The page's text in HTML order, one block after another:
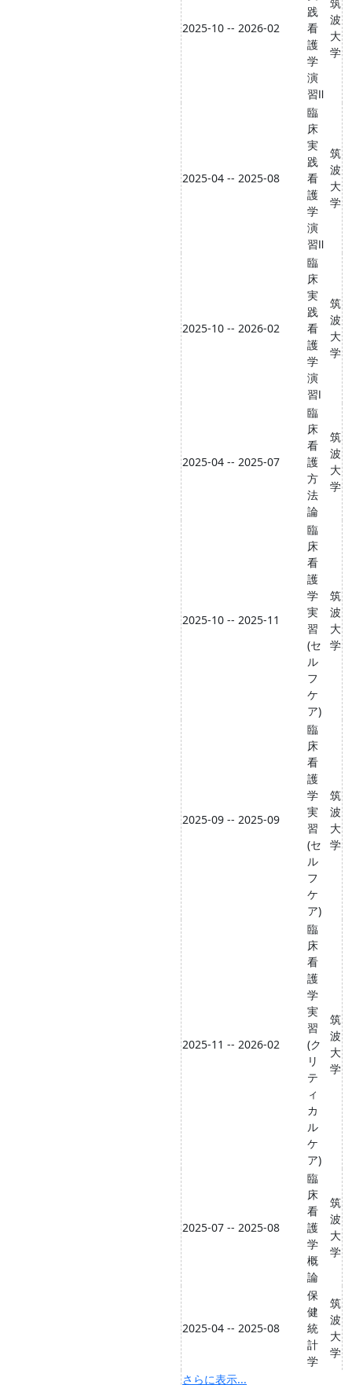
2025-10 -- 2026-02
践
看
護
学
演
習Ⅱ
波
大
学
2025-04 -- 2025-08
臨
床
実
践
看
護
学
演
習Ⅱ
筑
波
大
学
2025-10 -- 2026-02
臨
床
実
践
看
護
学
演
習Ⅰ
筑
波
大
学
2025-04 -- 2025-07
臨
床
看
護
方
法
論
筑
波
大
学
2025-10 -- 2025-11
臨
床
看
護
学
実
習
(セ
ル
フ
ケ
ア)
筑
波
大
学
2025-09 -- 2025-09
臨
床
看
護
学
実
習
(セ
ル
フ
ケ
ア)
筑
波
大
学
2025-11 -- 2026-02
臨
床
看
護
学
実
習
(ク
リ
テ
ィ
カ
ル
ケ
ア)
筑
波
大
学
2025-07 -- 2025-08
臨
床
看
護
学
概
論
筑
波
大
学
2025-04 -- 2025-08
保
健
統
計
学
筑
波
大
学
さらに表示...